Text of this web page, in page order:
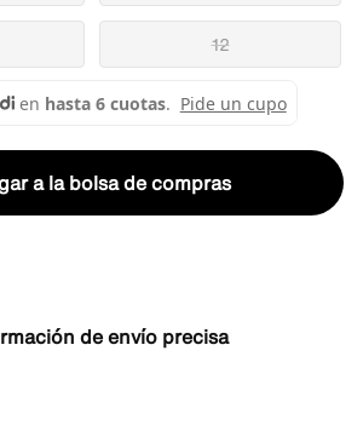
12
a la bolsa de compras
de envío precisa